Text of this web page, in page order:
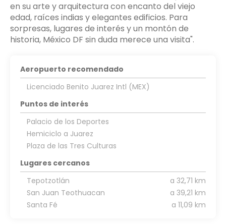
en su arte y arquitectura con encanto del viejo
edad, raíces indias y elegantes edificios. Para
sorpresas, lugares de interés y un montón de
Aeropuerto recomendado
Licenciado Benito Juarez Intl (MEX)
Puntos de interés
Palacio de los Deportes
Hemiciclo a Juarez
Plaza de las Tres Culturas
Lugares cercanos
Tepotzotlán
a 32,71 km
San Juan Teothuacan
a 39,21 km
Santa Fé
a 11,09 km